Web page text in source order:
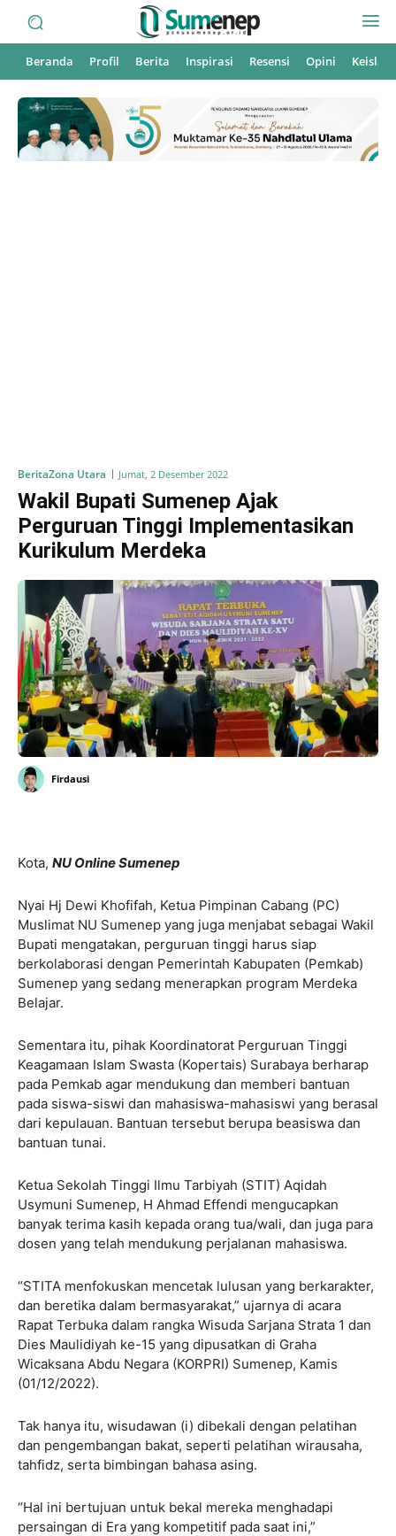
Beranda Profil Berita Inspirasi Resensi Opini
BeritaZona Utara Jumat, 2 Desember 2022
Wakil Bupati Sumenep Ajak
Perguruan Tinggi Implementasikan
Kurikulum Merdeka
Firdausi
Kota, NU Online Sumenep
Nyai Hj Dewi Khofifah, Ketua Pimpinan Cabang (PC)
Muslimat NU Sumenep yang juga menjabat sebagai Wakil
Bupati mengatakan, perguruan tinggi harus siap
berkolaborasi dengan Pemerintah Kabupaten (Pemkab)
Sumenep yang sedang menerapkan program Merdeka
Belajar.
Sementara itu, pihak Koordinatorat Perguruan Tinggi
Keagamaan Islam Swasta (Kopertais) Surabaya berharap
pada Pemkab agar mendukung dan memberi bantuan
pada siswa-siswi dan mahasiswa-mahasiswi yang berasal
dari kepulauan. Bantuan tersebut berupa beasiswa dan
bantuan tunai.
Ketua Sekolah Tinggi Ilmu Tarbiyah (STIT) Aqidah
Usymuni Sumenep, H Ahmad Effendi mengucapkan
banyak terima kasih kepada orang tua/wali, dan juga para
dosen yang telah mendukung perjalanan mahasiswa.
“STITA menfokuskan mencetak lulusan yang berkarakter,
dan beretika dalam bermasyarakat,” ujarnya di acara
Rapat Terbuka dalam rangka Wisuda Sarjana Strata 1 dan
Dies Maulidiyah ke-15 yang dipusatkan di Graha
Wicaksana Abdu Negara (KORPRI) Sumenep, Kamis
(01/12/2022).
Tak hanya itu, wisudawan (i) dibekali dengan pelatihan
dan pengembangan bakat, seperti pelatihan wirausaha,
tahfidz, serta bimbingan bahasa asing.
“Hal ini bertujuan untuk bekal mereka menghadapi
persaingan di Era yang kompetitif pada saat ini,”